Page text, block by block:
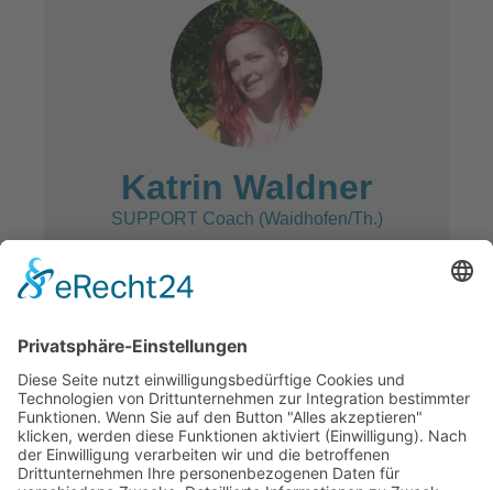
Katrin Waldner
SUPPORT Coach (Waidhofen/Th.)
Mobil: 0699/15 66 02 03
E-Mail: katrin.waldner[at]oeziv.org
zuständig für die Bezirke:
Waidhofen/Thaya und Gmünd
Sprechtage & Termine